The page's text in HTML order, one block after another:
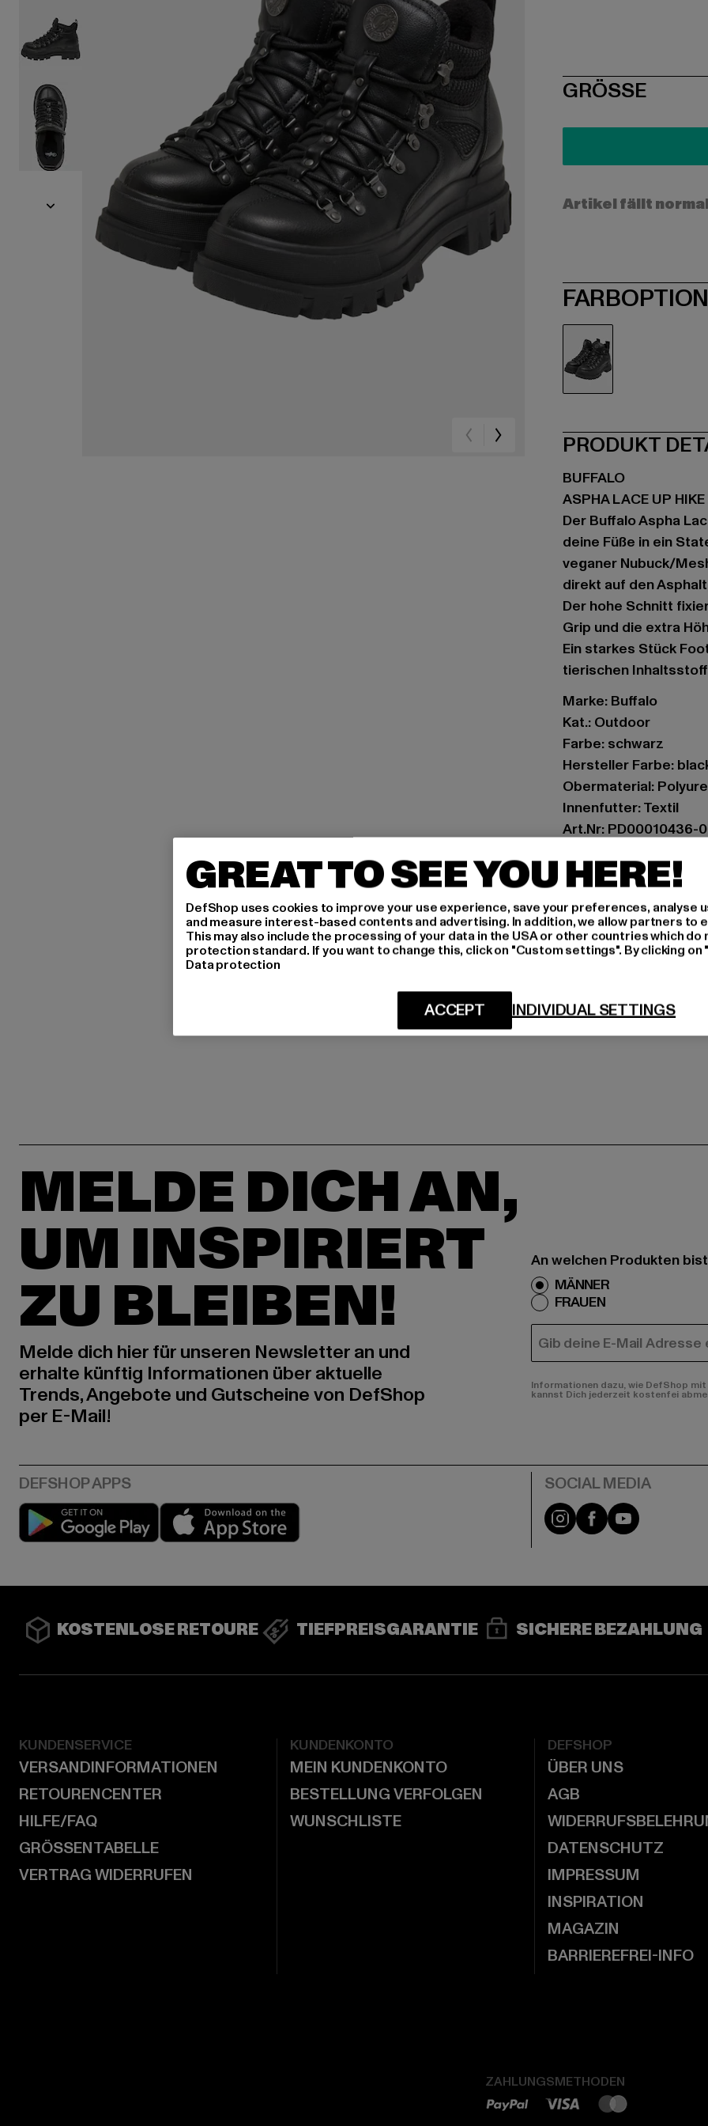
SIZE
GRÖSSE
Artikel fällt
PRODUKT
BUFFALO
ASPHA LACE UP
Der Buffalo Aspha
deine Füße in ein
veganer Nubuck/
direkt auf den
Der hohe Schnitt
Grip und die extra
Ein starkes Stück
tierischen
Marke: Buffalo
Kat.: Outdoor
Farbe: schwarz
Hersteller Farbe:
Obermaterial:
Innenfutter: Textil
Art.Nr: PD00010436-
Hersteller: Buffalo
Schanzenstraße 41 |
GRÖSSE
LIEFERUNG &
MELDE DICH AN,
UM INSPIRIERT
ZU BLEIBEN!
Melde dich hier für unseren Newsletter an und
erhalte künftig Informationen über aktuelle
Trends, Angebote und Gutscheine von DefShop
per E-Mail!
An welchen Produkten
MÄNNER
FRAUEN
E-MAIL
Informationen dazu, wie DefShop
kannst Dich jederzeit kostenfei
Play market Instagram
FacebookYouTube
KOSTENLOSE RETOURE TIEFPREISGARANTIE SICHERE BEZAHLUNG
KUNDENSERVICE
VERSANDINFORMATIONEN
RETOURENCENTER
HILFE/FAQ
GRÖSSENTABELLE
VERTRAG WIDERRUFEN
KUNDENKONTO
MEIN KUNDENKONTO
BESTELLUNG VERFOLGEN
WUNSCHLISTE
DEFSHOP
ÜBER UNS
AGB
DATENSCHUTZ
IMPRESSUM
INSPIRATION
MAGAZIN
BARRIEREFREI-INFO
ZAHLUNGSMETHODEN
GREAT TO SEE YOU HERE!
DefShop uses cookies to improve your use experience, save your preferences, analyse
and measure interest-based contents and advertising. In addition, we allow partners to
This may also include the processing of your data in the USA or other countries which do
protection standard. If you want to change this, click on "Custom settings". By clicking
Data protection
INDIVIDUAL SETTINGS
ACCEPT